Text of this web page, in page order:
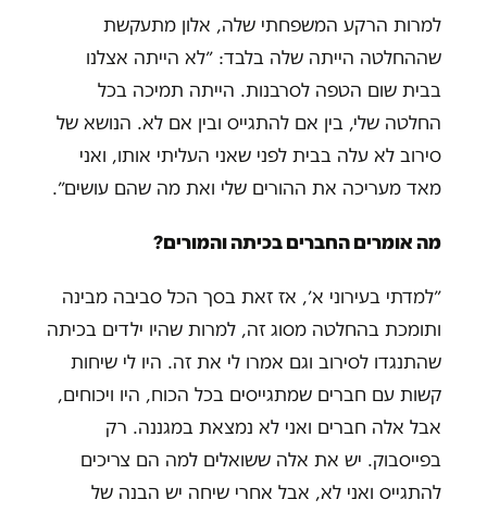
למרות הרקע המשפחתי שלה, אלון מתעקשת
שההחלטה הייתה שלה בלבד: ״לא הייתה אצלנו
בבית שום הטפה לסרבנות. הייתה תמיכה בכל
החלטה שלי, בין אם להתגייס ובין אם לא. הנושא של
סירוב לא עלה בבית לפני שאני העליתי אותו, ואני
מאד מעריכה את ההורים שלי ואת מה שהם עושים״.
מה אומרים החברים בכיתה והמורים?
״למדתי בעירוני א׳, אז זאת בסך הכל סביבה מבינה
ותומכת בהחלטה מסוג זה, למרות שהיו ילדים בכיתה
שהתנגדו לסירוב וגם אמרו לי את זה. היו לי שיחות
קשות עם חברים שמתגייסים בכל הכוח, היו ויכוחים,
אבל אלה חברים ואני לא נמצאת במגננה. רק
בפייסבוק. יש את אלה ששואלים למה הם צריכים
להתגייס ואני לא, אבל אחרי שיחה יש הבנה של